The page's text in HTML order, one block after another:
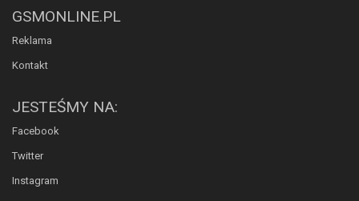
GSMONLINE.PL
Reklama
Kontakt
JESTEŚMY NA:
Facebook
Twitter
Instagram